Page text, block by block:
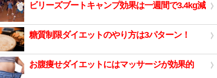
ビリーズブートキャンプ効果は一週間で3.4kg減
糖質制限ダイエットのやり方は3パターン！
お腹痩せダイエットにはマッサージが効果的